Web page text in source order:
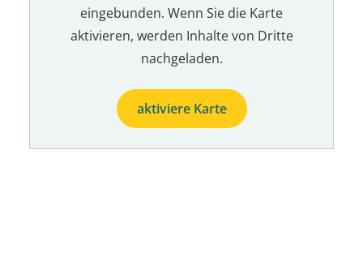
eingebunden. Wenn Sie die Karte
aktivieren, werden Inhalte von Dritte
nachgeladen.
aktiviere Karte